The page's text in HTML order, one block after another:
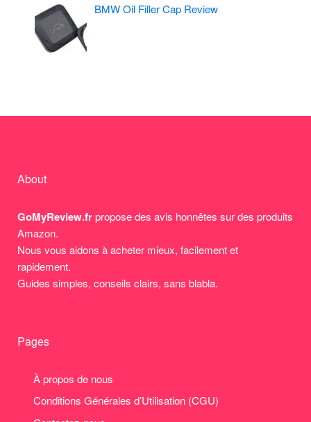
BMW Oil Filler Cap Review
About
GoMyReview.frpropose des avis honnêtes sur des produits
Amazon.
Nous vous aidons à acheter mieux, facilement et
rapidement.
Guides simples, conseils clairs, sans blabla.
Pages
À propos de nous
Conditions Générales d’Utilisation (CGU)